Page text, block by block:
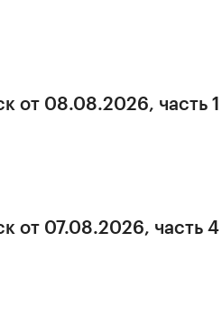
от 08.08.2026, часть 1
от 07.08.2026, часть 4